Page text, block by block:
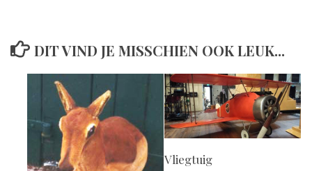
DIT VIND JE MISSCHIEN OOK LEUK...
Vliegtuig